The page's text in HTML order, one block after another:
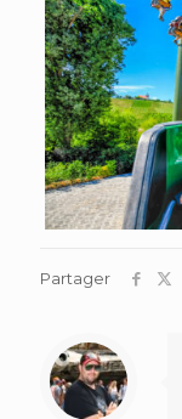
Partager